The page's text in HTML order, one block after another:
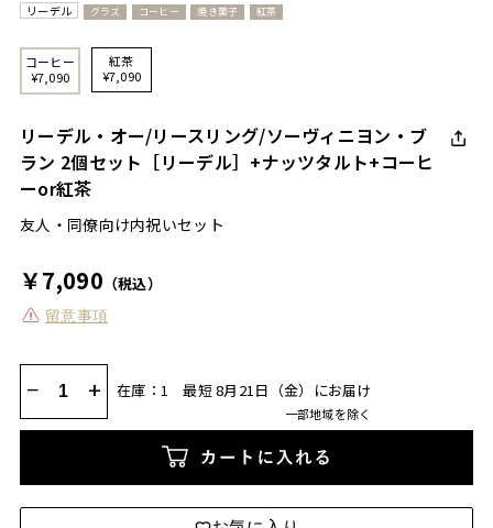
リーデル グラス コーヒー 焼き菓子 紅茶
コーヒー
¥7,090
紅茶
¥7,090
リーデル・オー/リースリング/ソーヴィニヨン・ブ
ラン 2個セット［リーデル］+ナッツタルト+コーヒ
ーor紅茶
友人・同僚向け内祝いセット
￥7,090 （税込）
留意事項
− + 在庫：1 最短 8月21日（金）にお届け
一部地域を除く
カートに入れる